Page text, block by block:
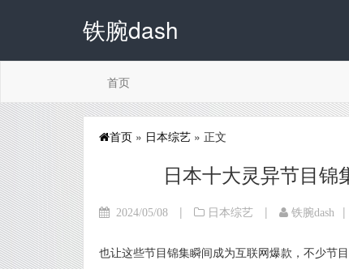
铁腕dash
首页
首页 » 日本综艺 » 正文
日本十大灵异节目锦
2024/05/08 | 日本综艺 | 铁腕dash |
也让这些节目锦集瞬间成为互联网爆款，不少节